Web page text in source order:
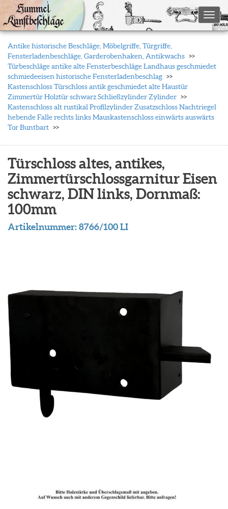
Antike historische Beschläge, Möbelgriffe, Türgriffe,
Fensterladenbeschläge, Garderobenhaken, Antikwachs
Türbeschläge antike alte Fensterbeschläge Landhaus geschmiedet
schmiedeeisen historische Fensterladenbeschlag
Kastenschloss Türschloss antik geschmiedet alte Haustür
Zimmertür Holztür schwarz Schließzylinder Zylinder
Kastenschloss alt rustikal Profilzylinder Zusatzschloss Nachtriegel
hebende Falle rechts links Mauskastenschloss einwärts auswärts
Tor Buntbart
Türschloss altes, antikes,
Zimmertürschlossgarnitur Eisen
schwarz, DIN links, Dornmaß:
100mm
Artikelnummer:8766/100 LI